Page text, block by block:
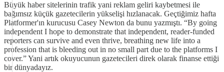
Büyük haber sitelerinin trafik yani reklam geliri kaybetmesi ile
bağımsız küçük gazetecilerin yükselişi hızlanacak. Geçtiğimiz hafta
Platformer'ın kurucusu Casey Newton da bunu yazmıştı. “By going
independent I hope to demonstrate that independent, reader-funded
reporters can survive and even thrive, breathing new life into a
profession that is bleeding out in no small part due to the platforms I
cover.” Yani artık okuyucunun gazetecileri direk olarak finanse ettiği
bir dünyadayız.